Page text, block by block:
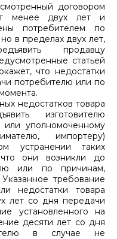
договором
менее двух лет и
потребителем по
в пределах двух лет,
продавцу
статьей
что недостатки
потребителю или по
недостатков товара
изготовителю
или уполномоченному
импортеру)
устранении таких
они возникли до
или по причинам,
требование
недостатки товара
лет со дня передачи
установленного на
десяти лет со дня
в случае не